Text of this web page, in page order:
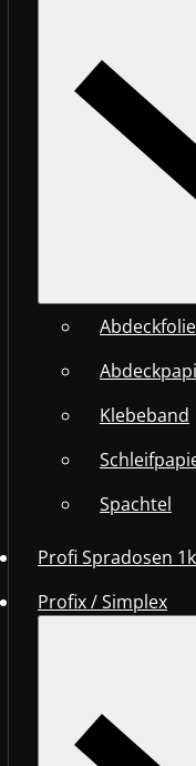
Abdeckfolie
Klebeband
Spachtel
Profi Spradosen
Profix / Simplex